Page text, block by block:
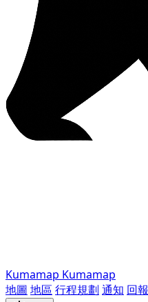
Kumamap Kumamap
地圖 地區 行程規劃 通知 回報